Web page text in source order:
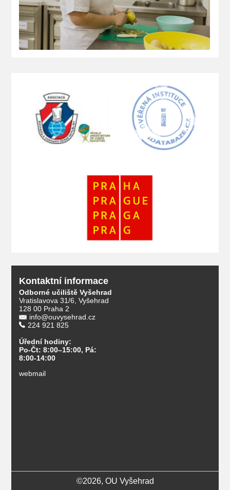
Kontaktní informace
Odborné učiliště Vyšehrad
Vratislavova 31/6, Vyšehrad
128 00 Praha 2
info@ouvysehrad.cz
224 921 825
Úřední hodiny:
Po-Čt: 8:00–15:00, Pá:
8:00-14:00
webmail
©2026, OU Vyšehrad